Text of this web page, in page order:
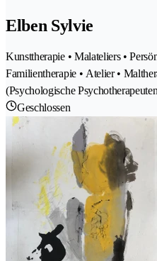
Elben Sylvie
Kunsttherapie • Malateliers •
Familientherapie • Atelier •
(Psychologische
Geschlossen